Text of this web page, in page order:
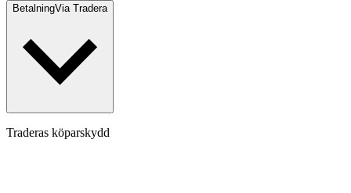
BetalningVia Tradera
Traderas köparskydd